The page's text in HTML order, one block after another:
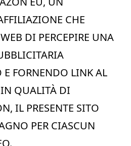
CHE
DI PERCEPIRE UNA
FORNENDO LINK AL
QUALITÀ DI
IL PRESENTE SITO
PER CIASCUN